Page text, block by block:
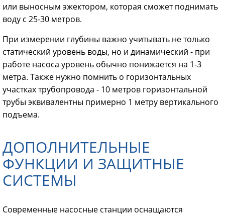
или выносным эжектором, которая сможет поднимать
воду с 25-30 метров.
При измерении глубины важно учитывать не только
статический уровень воды, но и динамический - при
работе насоса уровень обычно понижается на 1-3
метра. Также нужно помнить о горизонтальных
участках трубопровода - 10 метров горизонтальной
трубы эквивалентны примерно 1 метру вертикального
подъема.
ДОПОЛНИТЕЛЬНЫЕ
ФУНКЦИИ И ЗАЩИТНЫЕ
СИСТЕМЫ
Современные насосные станции оснащаются